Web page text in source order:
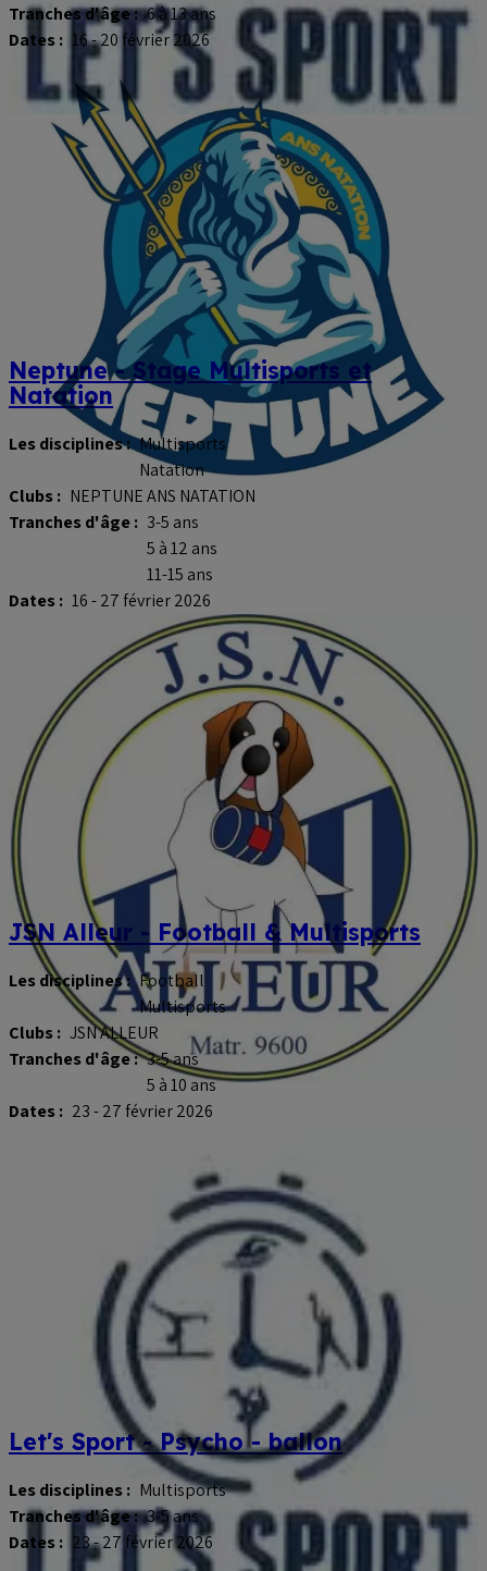
Tranches d'âge : 6 à 13 ans
Dates : 16 - 20 février 2026
Neptune - Stage Multisports et
Natation
Les disciplines : Multisports
Natation
Clubs : NEPTUNE ANS NATATION
Tranches d'âge : 3-5 ans
5 à 12 ans
11-15 ans
Dates : 16 - 27 février 2026
JSN Alleur - Football & Multisports
Les disciplines : Football
Multisports
Clubs : JSN ALLEUR
Tranches d'âge : 3-5 ans
5 à 10 ans
Dates : 23 - 27 février 2026
Let's Sport - Psycho - ballon
Les disciplines : Multisports
Tranches d'âge : 3-5 ans
Dates : 23 - 27 février 2026